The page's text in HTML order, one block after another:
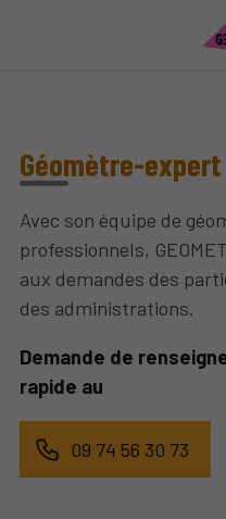
Géomètre-
Avec son équipe de
professionnels,
aux demandes des
des administrations.
Demande de
rapide au
09 74 56 30 73